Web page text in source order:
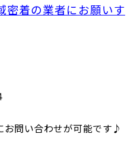
密着の業者にお願いす
お問い合わせが可能です♪